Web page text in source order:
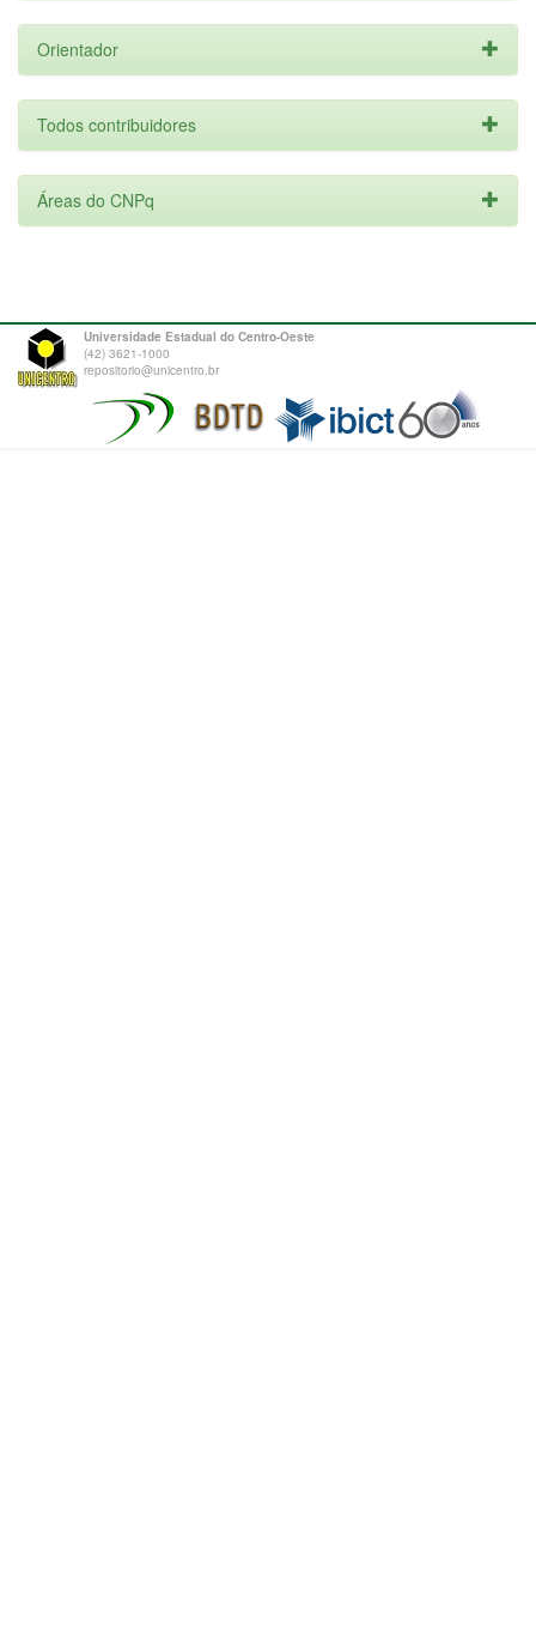
Orientador
Todos contribuidores
Áreas do CNPq
Universidade Estadual do Centro-Oeste
(42) 3621-1000
repositorio@unicentro.br